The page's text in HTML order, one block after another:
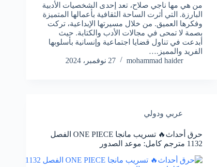
من هي مها ناجي صلاح، تعد إحدى الشخصيات الأدبية
البارزة. التي أثرت الساحة الثقافية بأعمالها المتميزة
وفكرها العميق. من خلال مسيرتها الإبداعية، تركت
بصمة لا تمحى في مجالات الأدب والكتابة. حيث
أبدعت في تناول قضايا اجتماعية وإنسانية بأسلوبها
الفريد والمميز.…
mohammad haider
27 نوفمبر، 2024
عربي ودولي
حرق أحداث🔥 تسريب مانجا ONE PIECE الفصل
1132 مترجم كامل: موعد الصدور